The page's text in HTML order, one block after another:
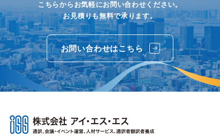
こちらからお気軽にお問い合わせください。
お見積りも無料で承ります。
お問い合わせはこちら